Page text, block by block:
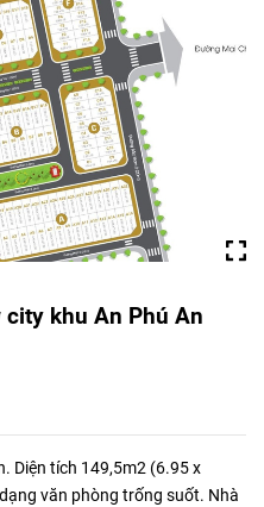
city khu An Phú An
Diện tích 149,5m2 (6.95 x
văn phòng trống suốt. Nhà